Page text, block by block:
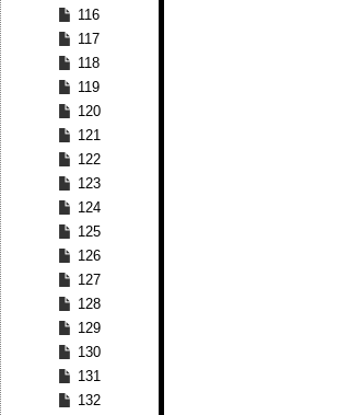
116
117
118
119
120
121
122
123
124
125
126
127
128
129
130
131
132